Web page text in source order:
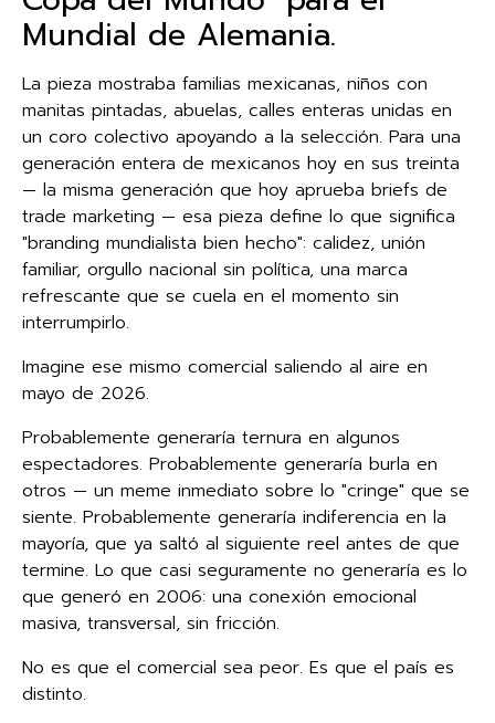
Mundial de Alemania.
La pieza mostraba familias mexicanas, niños con
manitas pintadas, abuelas, calles enteras unidas en
un coro colectivo apoyando a la selección. Para una
generación entera de mexicanos hoy en sus treinta
— la misma generación que hoy aprueba briefs de
trade marketing — esa pieza define lo que significa
"branding mundialista bien hecho": calidez, unión
familiar, orgullo nacional sin política, una marca
refrescante que se cuela en el momento sin
interrumpirlo.
Imagine ese mismo comercial saliendo al aire en
mayo de 2026.
Probablemente generaría ternura en algunos
espectadores. Probablemente generaría burla en
otros — un meme inmediato sobre lo "cringe" que se
siente. Probablemente generaría indiferencia en la
mayoría, que ya saltó al siguiente reel antes de que
termine. Lo que casi seguramente no generaría es lo
que generó en 2006: una conexión emocional
masiva, transversal, sin fricción.
No es que el comercial sea peor. Es que el país es
distinto.